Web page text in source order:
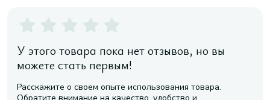
У этого товара пока нет отзывов, но вы
можете стать первым!
Расскажите о своем опыте использования товара.